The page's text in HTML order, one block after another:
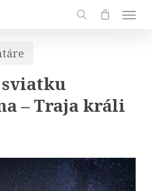
– Traja králi